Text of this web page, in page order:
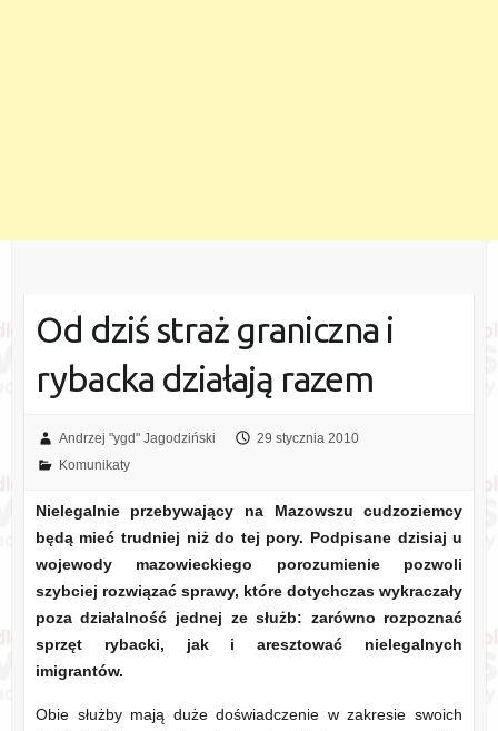
Od dziś straż graniczna i
rybacka działają razem
Andrzej "ygd" Jagodziński
29 stycznia 2010
Komunikaty
Nielegalnie przebywający na Mazowszu cudzoziemcy
będą mieć trudniej niż do tej pory. Podpisane dzisiaj u
wojewody mazowieckiego porozumienie pozwoli
szybciej rozwiązać sprawy, które dotychczas wykraczały
poza działalność jednej ze służb: zarówno rozpoznać
sprzęt rybacki, jak i aresztować nielegalnych
imigrantów.
Obie służby mają duże doświadczenie w zakresie swoich